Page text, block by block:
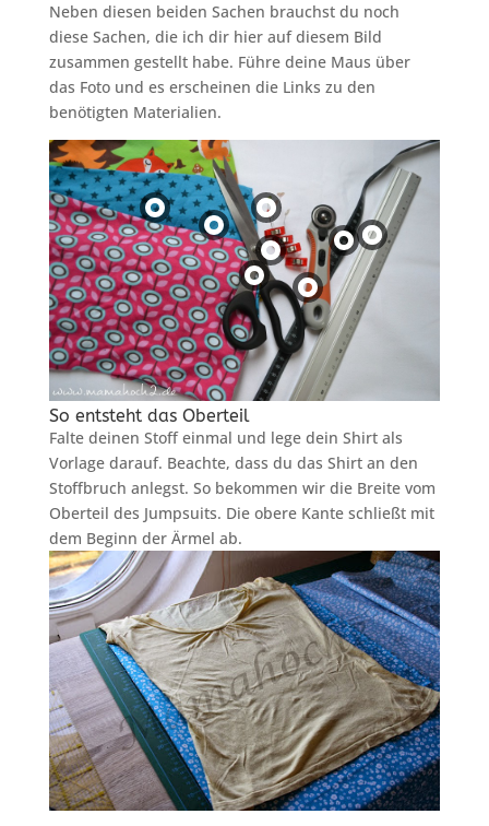
Neben diesen beiden Sachen brauchst du noch
diese Sachen, die ich dir hier auf diesem Bild
zusammen gestellt habe. Führe deine Maus über
das Foto und es erscheinen die Links zu den
benötigten Materialien.
So entsteht das Oberteil
Falte deinen Stoff einmal und lege dein Shirt als
Vorlage darauf. Beachte, dass du das Shirt an den
Stoffbruch anlegst. So bekommen wir die Breite vom
Oberteil des Jumpsuits. Die obere Kante schließt mit
dem Beginn der Ärmel ab.